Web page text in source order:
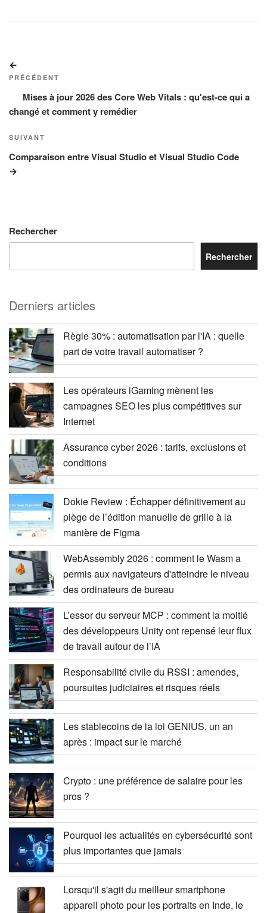
de
l’article
précédent
PRÉCÉDENT
Mises à jour 2026 des Core Web Vitals : qu'est-ce qui a
changé et comment y remédier
Article
suivant
SUIVANT
Comparaison entre Visual Studio et Visual Studio Code
Rechercher
Rechercher
Derniers articles
Règle 30% : automatisation par l'IA : quelle
part de votre travail automatiser ?
Les opérateurs iGaming mènent les
campagnes SEO les plus compétitives sur
Internet
Assurance cyber 2026 : tarifs, exclusions et
conditions
Dokie Review : Échapper définitivement au
piège de l’édition manuelle de grille à la
manière de Figma
WebAssembly 2026 : comment le Wasm a
permis aux navigateurs d'atteindre le niveau
des ordinateurs de bureau
L’essor du serveur MCP : comment la moitié
des développeurs Unity ont repensé leur flux
de travail autour de l’IA
Responsabilité civile du RSSI : amendes,
poursuites judiciaires et risques réels
Les stablecoins de la loi GENIUS, un an
après : impact sur le marché
Crypto : une préférence de salaire pour les
pros ?
Pourquoi les actualités en cybersécurité sont
plus importantes que jamais
Lorsqu'il s'agit du meilleur smartphone
appareil photo pour les portraits en Inde, le